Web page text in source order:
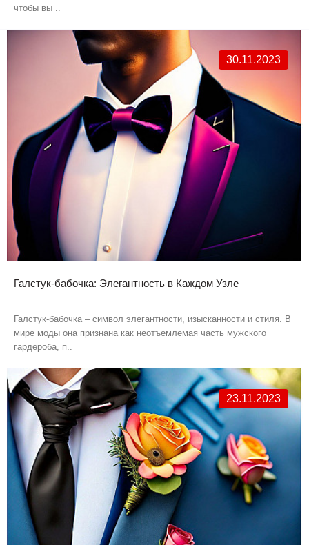
чтобы вы ..
30.11.2023
Галстук-бабочка: Элегантность в Каждом Узле
Галстук-бабочка – символ элегантности, изысканности и стиля. В
мире моды она признана как неотъемлемая часть мужского
гардероба, п..
23.11.2023